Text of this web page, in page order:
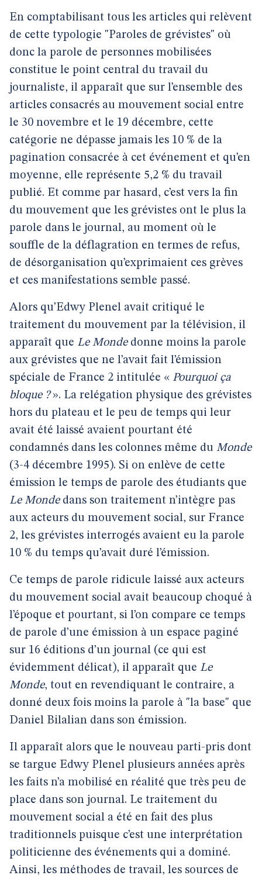
En comptabilisant tous les articles qui relèvent
de cette typologie "Paroles de grévistes" où
donc la parole de personnes mobilisées
constitue le point central du travail du
journaliste, il apparaît que sur l’ensemble des
articles consacrés au mouvement social entre
le 30 novembre et le 19 décembre, cette
catégorie ne dépasse jamais les 10 % de la
pagination consacrée à cet événement et qu’en
moyenne, elle représente 5,2 % du travail
publié. Et comme par hasard, c’est vers la fin
du mouvement que les grévistes ont le plus la
parole dans le journal, au moment où le
souffle de la déflagration en termes de refus,
de désorganisation qu’exprimaient ces grèves
et ces manifestations semble passé.
Alors qu’Edwy Plenel avait critiqué le
traitement du mouvement par la télévision, il
apparaît que Le Mondedonne moins la parole
aux grévistes que ne l’avait fait l’émission
spéciale de France 2 intitulée « Pourquoi ça
bloque ?». La relégation physique des grévistes
hors du plateau et le peu de temps qui leur
avait été laissé avaient pourtant été
condamnés dans les colonnes même du Monde
(3-4 décembre 1995). Si on enlève de cette
émission le temps de parole des étudiants que
Le Mondedans son traitement n’intègre pas
aux acteurs du mouvement social, sur France
2, les grévistes interrogés avaient eu la parole
10 % du temps qu’avait duré l’émission.
Ce temps de parole ridicule laissé aux acteurs
du mouvement social avait beaucoup choqué à
l’époque et pourtant, si l’on compare ce temps
de parole d’une émission à un espace paginé
sur 16 éditions d’un journal (ce qui est
évidemment délicat), il apparaît que Le
Monde, tout en revendiquant le contraire, a
donné deux fois moins la parole à "la base" que
Daniel Bilalian dans son émission.
Il apparaît alors que le nouveau parti-pris dont
se targue Edwy Plenel plusieurs années après
les faits n’a mobilisé en réalité que très peu de
place dans son journal. Le traitement du
mouvement social a été en fait des plus
traditionnels puisque c’est une interprétation
politicienne des événements qui a dominé.
Ainsi, les méthodes de travail, les sources de